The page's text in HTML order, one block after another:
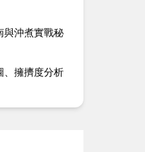
與沖煮實戰秘
、擁擠度分析